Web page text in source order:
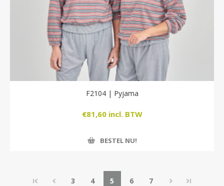
F2104 | Pyjama
€81,60 incl. BTW
BESTEL NU!
3 4 5 6 7